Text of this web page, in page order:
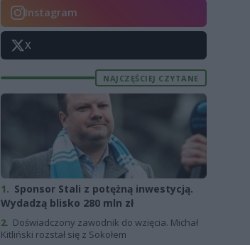
Instagram
X
NAJCZĘŚCIEJ CZYTANE
1. Sponsor Stali z potężną inwestycją.
Wydadzą blisko 280 mln zł
2. Doświadczony zawodnik do wzięcia. Michał
Kitliński rozstał się z Sokołem